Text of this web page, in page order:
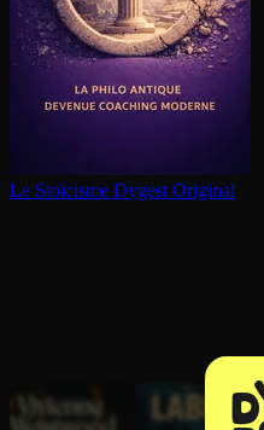
Le Stoïcisme Dygest Original